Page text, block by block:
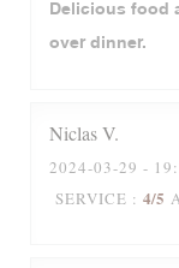
Delicious food
over dinner.
NiclasV
2024-03-29 -
SERVICE : 4/5